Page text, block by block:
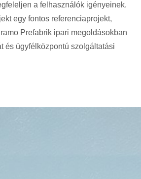
a felhasználók igényeinek.
egy fontos referenciaprojekt,
Prefabrik ipari megoldásokban
és ügyfélközpontú szolgáltatási